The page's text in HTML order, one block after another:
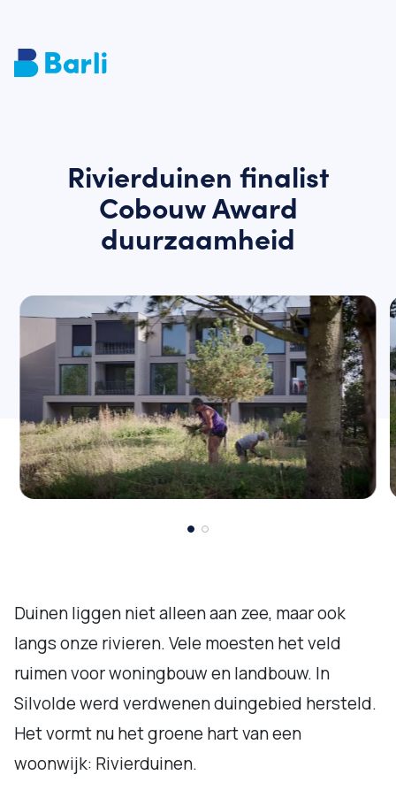
Rivierduinen finalist
Cobouw Award
duurzaamheid
Duinen liggen niet alleen aan zee, maar ook
langs onze rivieren. Vele moesten het veld
ruimen voor woningbouw en landbouw. In
Silvolde werd verdwenen duingebied hersteld.
Het vormt nu het groene hart van een
woonwijk: Rivierduinen.